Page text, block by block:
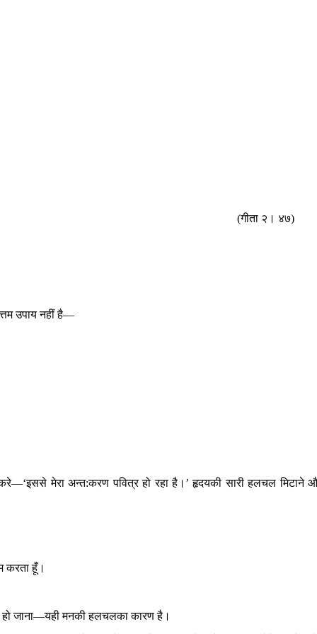
(गीता २। ४७)
उपाय नहीं है—
मेरा अन्त:करण पवित्र हो रहा है।’ हृदयकी सारी हलचल मिटाने
करता हूँ।
हो जाना—यही मनकी हलचलका कारण है।